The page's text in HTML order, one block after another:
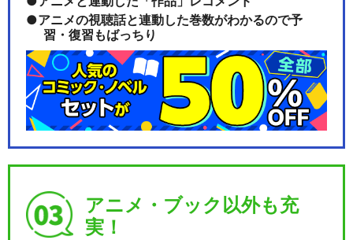
アニメの視聴話と連動した巻数がわかるので予
習・復習もばっちり
アニメ・ブック以外も充
実！